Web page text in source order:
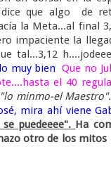
que algo de
la Meta...al final
impaciente la
tal...3,12
muy bienQue no
el 40
"lo minmo-el Maestro".
mira ahí viene
puedeeee". Ha
otro de los